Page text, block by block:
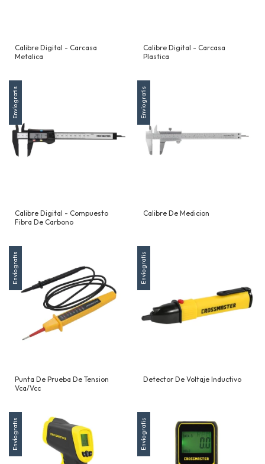
Calibre Digital - Carcasa
Metalica
Calibre Digital - Carcasa
Plastica
Envío gratis
Calibre Digital - Compuesto
Fibra De Carbono
Envío gratis
Calibre De Medicion
Envío gratis
Punta De Prueba De Tension
Vca/Vcc
Envío gratis
Detector De Voltaje Inductivo
Envío gratis Envío gratis